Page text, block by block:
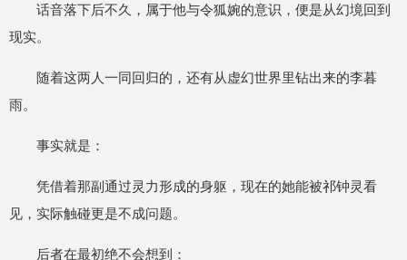
话音落下后不久，属于他与令狐婉的意识，便是从幻境回到
现实。
随着这两人一同回归的，还有从虚幻世界里钻出来的李暮
雨。
事实就是：
凭借着那副通过灵力形成的身躯，现在的她能被祁钟灵看
见，实际触碰更是不成问题。
后者在最初绝不会想到：